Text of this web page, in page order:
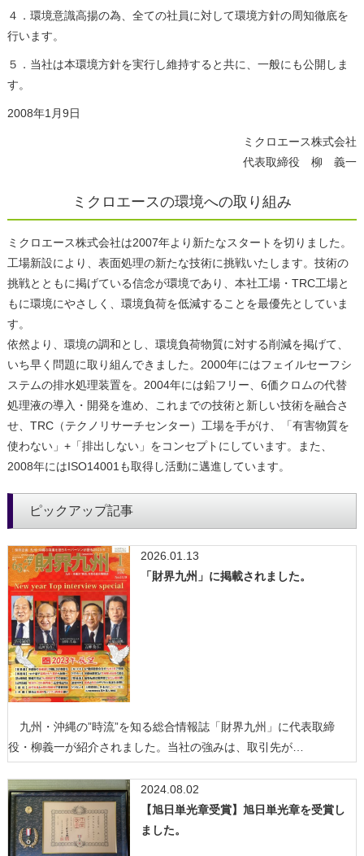
４．環境意識高揚の為、全ての社員に対して環境方針の周知徹底を
行います。
５．当社は本環境方針を実行し維持すると共に、一般にも公開しま
す。
2008年1月9日
ミクロエース株式会社
代表取締役 柳 義一
ミクロエースの環境への取り組み
ミクロエース株式会社は2007年より新たなスタートを切りました。
工場新設により、表面処理の新たな技術に挑戦いたします。技術の
挑戦とともに掲げている信念が環境であり、本社工場・TRC工場と
もに環境にやさしく、環境負荷を低減することを最優先としていま
す。
依然より、環境の調和とし、環境負荷物質に対する削減を掲げて、
いち早く問題に取り組んできました。2000年にはフェイルセーフシ
ステムの排水処理装置を。2004年には鉛フリー、6価クロムの代替
処理液の導入・開発を進め、これまでの技術と新しい技術を融合さ
せ、TRC（テクノリサーチセンター）工場を手がけ、「有害物質を
使わない」+「排出しない」をコンセプトにしています。また、
2008年にはISO14001も取得し活動に邁進しています。
ピックアップ記事
2026.01.13
「財界九州」に掲載されました。
九州・沖縄の”時流”を知る総合情報誌「財界九州」に代表取締
役・柳義一が紹介されました。当社の強みは、取引先が…
2024.08.02
【旭日単光章受賞】旭日単光章を受賞し
ました。